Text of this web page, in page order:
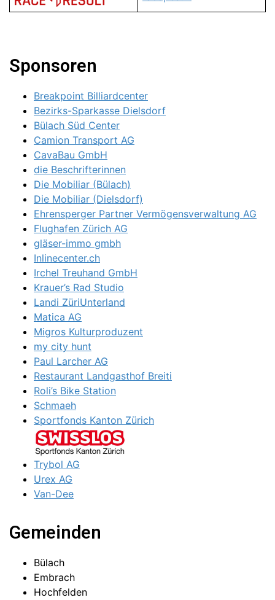
Sponsoren
Breakpoint Billiardcenter
Bezirks-Sparkasse Dielsdorf
Bülach Süd Center
Camion Transport AG
CavaBau GmbH
die Beschrifterinnen
Die Mobiliar (Bülach)
Die Mobiliar (Dielsdorf)
Ehrensperger Partner Vermögensverwaltung AG
Flughafen Zürich AG
gläser-immo gmbh
Inlinecenter.ch
Irchel Treuhand GmbH
Krauer’s Rad Studio
Landi ZüriUnterland
Matica AG
Migros Kulturproduzent
my city hunt
Paul Larcher AG
Restaurant Landgasthof Breiti
Roli’s Bike Station
Schmaeh
Sportfonds Kanton Zürich
Trybol AG
Urex AG
Van-Dee
Gemeinden
Bülach
Embrach
Hochfelden